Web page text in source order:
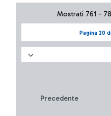
Pagina 20
Mostrati 761 -
Precedente